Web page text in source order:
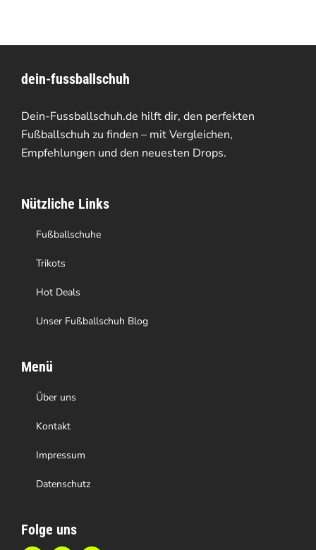
dein-fussballschuh
Dein-Fussballschuh.de hilft dir, den perfekten
Fußballschuh zu finden – mit Vergleichen,
Empfehlungen und den neuesten Drops.
Nützliche Links
Fußballschuhe
Trikots
Hot Deals
Unser Fußballschuh Blog
Menü
Über uns
Kontakt
Impressum
Datenschutz
Folge uns